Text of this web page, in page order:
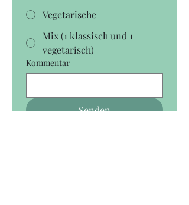
Vegetarische
Mix (1 klassisch und 1
vegetarisch)
Kommentar
Senden